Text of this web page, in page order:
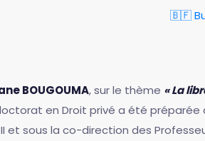
🇧🇫
BOUGOUMA, sur le thème « La
en Droit privé a été préparée
et sous la co-direction des